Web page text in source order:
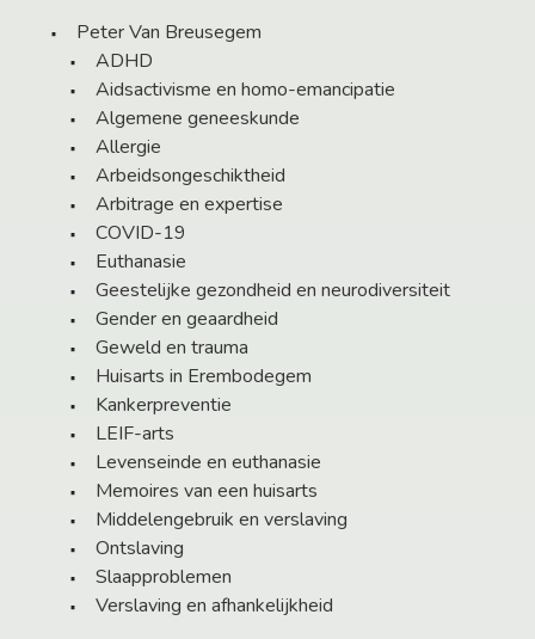
Peter Van Breusegem
ADHD
Aidsactivisme en homo-emancipatie
Algemene geneeskunde
Allergie
Arbeidsongeschiktheid
Arbitrage en expertise
COVID-19
Euthanasie
Geestelijke gezondheid en neurodiversiteit
Gender en geaardheid
Geweld en trauma
Huisarts in Erembodegem
Kankerpreventie
LEIF-arts
Levenseinde en euthanasie
Memoires van een huisarts
Middelengebruik en verslaving
Ontslaving
Slaapproblemen
Verslaving en afhankelijkheid